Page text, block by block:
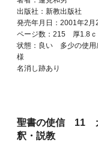
出版社：新教出版社
発売年月日：2001年2月
ページ数：215 厚1.8ｃ
状態：良い 多少の使用
様
名消し跡あり
聖書の使信 11
釈・説教